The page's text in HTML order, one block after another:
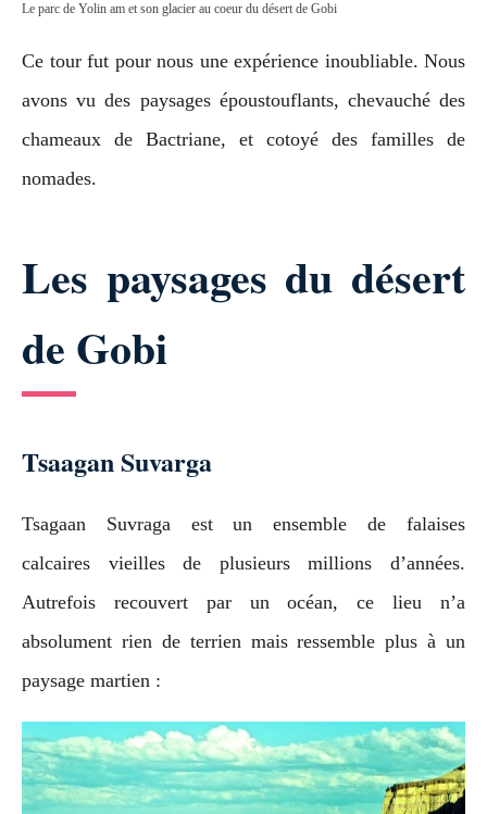
Le parc de Yolin am et son glacier au coeur du désert de Gobi
Ce tour fut pour nous une expérience inoubliable. Nous
avons vu des paysages époustouflants, chevauché des
chameaux de Bactriane, et cotoyé des familles de
nomades.
Les paysages du désert
de Gobi
Tsaagan Suvarga
Tsagaan Suvraga est un ensemble de falaises
calcaires vieilles de plusieurs millions d’années.
Autrefois recouvert par un océan, ce lieu n’a
absolument rien de terrien mais ressemble plus à un
paysage martien :